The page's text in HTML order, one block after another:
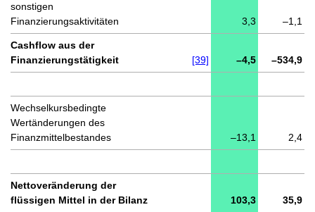
sonstigen
Finanzierungsaktivitäten
3,3 –1,1
Cashflow aus der
Finanzierungstätigkeit
[39] –4,5 –534,9
Wechselkursbedingte
Wertänderungen des
Finanzmittelbestandes
–13,1 2,4
Nettoveränderung der
flüssigen Mittel in der Bilanz
103,3 35,9